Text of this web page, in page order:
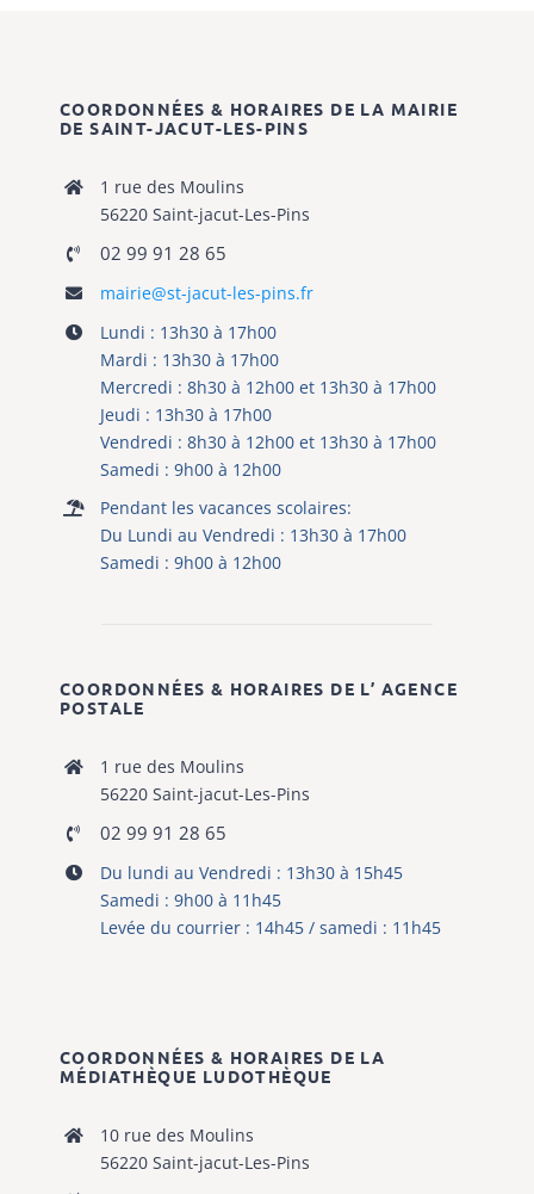
COORDONNÉES & HORAIRES DE LA MAIRIE
DE SAINT-JACUT-LES-PINS
1 rue des Moulins
56220 Saint-jacut-Les-Pins
02 99 91 28 65
mairie@st-jacut-les-pins.fr
Lundi : 13h30 à 17h00
Mardi : 13h30 à 17h00
Mercredi : 8h30 à 12h00 et 13h30 à 17h00
Jeudi : 13h30 à 17h00
Vendredi : 8h30 à 12h00 et 13h30 à 17h00
Samedi : 9h00 à 12h00
Pendant les vacances scolaires:
Du Lundi au Vendredi : 13h30 à 17h00
Samedi : 9h00 à 12h00
COORDONNÉES & HORAIRES DE L’ AGENCE
POSTALE
1 rue des Moulins
56220 Saint-jacut-Les-Pins
02 99 91 28 65
Du lundi au Vendredi : 13h30 à 15h45
Samedi : 9h00 à 11h45
Levée du courrier : 14h45 / samedi : 11h45
COORDONNÉES & HORAIRES DE LA
MÉDIATHÈQUE LUDOTHÈQUE
10 rue des Moulins
56220 Saint-jacut-Les-Pins